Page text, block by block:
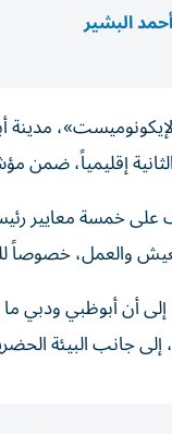
البشير
إقليمياً، ضمن مؤشر
خمسة معايير
والعمل، خصوصاً
أن أبوظبي ودبي
إلى جانب البيئة